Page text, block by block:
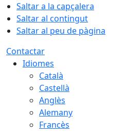
Saltar a la capçalera
Saltar al contingut
Saltar al peu de pàgina
Contactar
Idiomes
Català
Castellà
Anglès
Alemany
Francès